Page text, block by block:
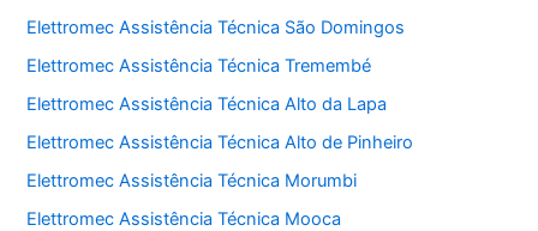
Elettromec Assistência Técnica São Domingos
Elettromec Assistência Técnica Tremembé
Elettromec Assistência Técnica Alto da Lapa
Elettromec Assistência Técnica Alto de Pinheiro
Elettromec Assistência Técnica Morumbi
Elettromec Assistência Técnica Mooca